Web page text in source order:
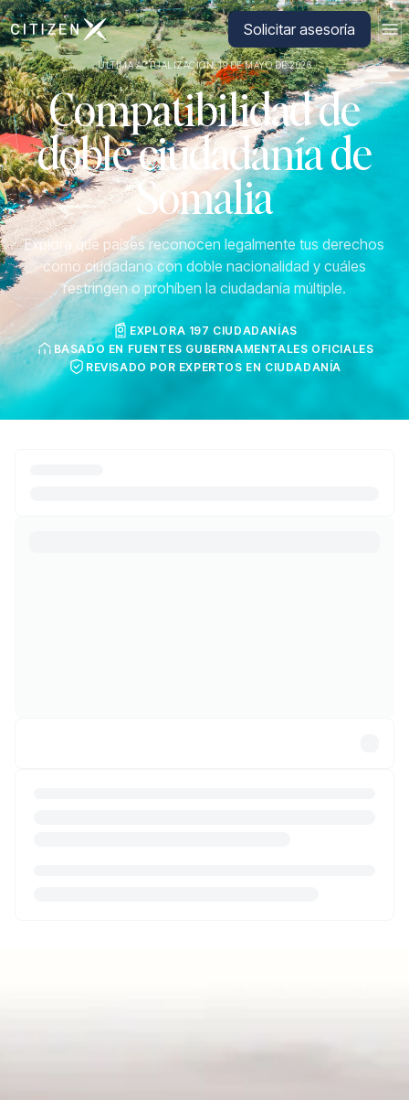
Ir a la página principal de CitizenX Solicitar asesoría
ÚLTIMA ACTUALIZACIÓN: 19 DE MAYO DE 2026
Compatibilidad de
doble ciudadanía de
Somalia
Explora qué países reconocen legalmente tus derechos
como ciudadano con doble nacionalidad y cuáles
restringen o prohíben la ciudadanía múltiple.
EXPLORA 197 CIUDADANÍAS
BASADO EN FUENTES GUBERNAMENTALES OFICIALES
REVISADO POR EXPERTOS EN CIUDADANÍA